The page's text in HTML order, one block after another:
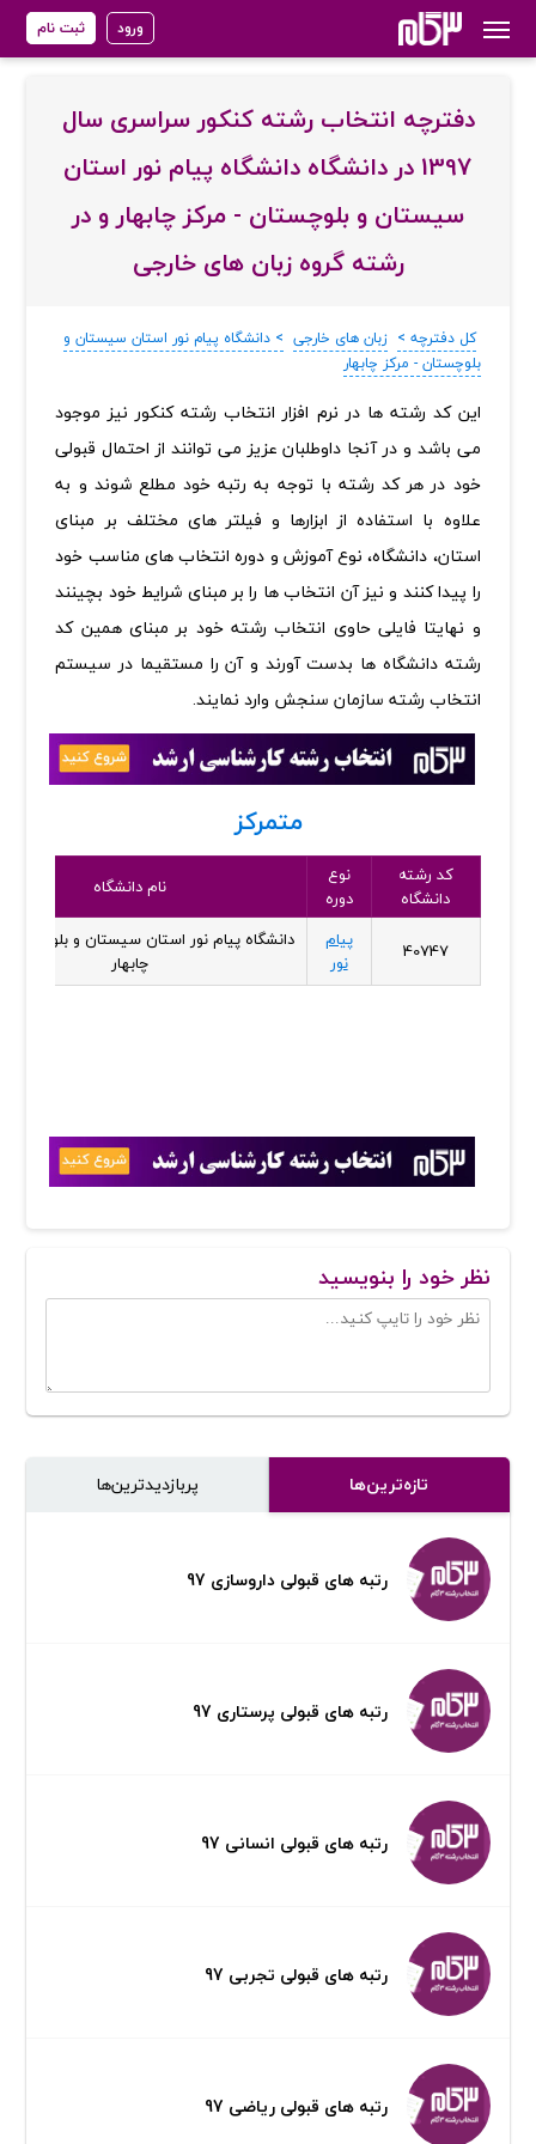
ورود ثبت نام
دفترچه انتخاب رشته کنکور سراسری سال
1397 در دانشگاه دانشگاه پیام نور استان
سیستان و بلوچستان - مرکز چابهار و در
رشته گروه زبان های خارجی
کل دفترچه > زبان های خارجی > دانشگاه پیام نور استان سیستان و
بلوچستان - مرکز چابهار
‏این کد رشته ها در نرم افزار انتخاب رشته کنکور نیز موجود
می باشد و در آنجا داوطلبان عزیز می توانند از احتمال قبولی
خود در هر کد رشته با توجه به رتبه خود مطلع شوند و به
علاوه با استفاده از ابزارها و فیلتر های مختلف بر مبنای
استان، دانشگاه، نوع آموزش و دوره انتخاب های مناسب خود
را پیدا کنند و نیز آن انتخاب ها را بر مبنای شرایط خود بچینند
و نهایتا فایلی حاوی انتخاب رشته خود بر مبنای همین کد
رشته دانشگاه ها بدست آورند و آن را مستقیما در سیستم
انتخاب رشته سازمان سنجش وارد نمایند.
متمرکز
کد رشته
دانشگاه
نوع
دوره
نام دانشگاه
40747
پیام
نور
دانشگاه پیام نور استان سیستان و بلوچستان
چابهار
نظر خود را بنویسید
تازه‌ترین‌ها پر‌بازدیدترین‌ها
رتبه های قبولی داروسازی 97
رتبه های قبولی پرستاری 97
رتبه های قبولی انسانی 97
رتبه های قبولی تجربی 97
رتبه های قبولی ریاضی 97